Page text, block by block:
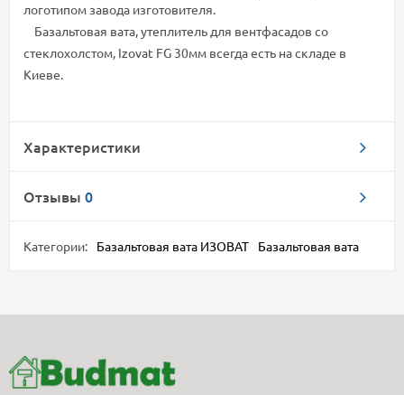
логотипом завода изготовителя.
Базальтовая вата, утеплитель для вентфасадов со
стеклохолстом, Izovat FG 30мм всегда есть на складе в
Киеве.
Характеристики
Отзывы 0
Категории: Базальтовая вата ИЗОВАТ Базальтовая вата